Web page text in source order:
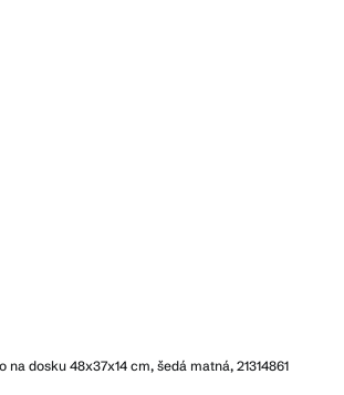
dosku 48x37x14 cm, šedá matná, 21314861